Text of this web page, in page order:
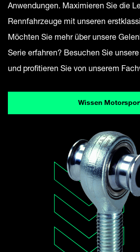
Anwendungen. Maximieren Sie die
Rennfahrzeuge mit unseren
Möchten Sie mehr über unsere
Serie erfahren? Besuchen Sie
und profitieren Sie von unserem
Wissen